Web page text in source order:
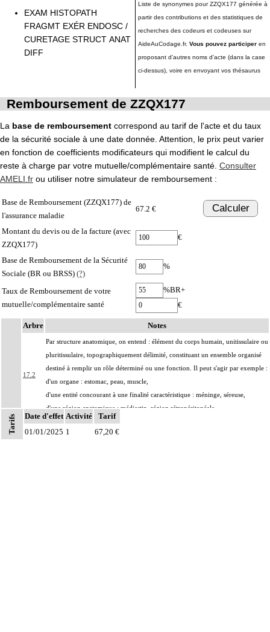
EXAM HISTOPATH
FRAGMT EXÉR ENDOSC /
CURETAGE STRUCT ANAT
DIFF
Liste de synonymes pour ZZQX177 générée à
partir des contributions et des statistiques de
recherches des codeurs et codeuses sur
AideAuCodage.fr. Vous pouvez participer en
proposant d'autres noms d'acte (dans la case
ci-dessus), voire en envoyant vos thésaurus
Remboursement de ZZQX177
La base de remboursement correspond au tarif de l'acte et du taux
de la sécurité sociale à une date donnée. Attention, le prix peut varier
en fonction de coefficients modificateurs qui modifient le calcul du
reste à charge par votre mutuelle/complémentaire santé. Consulter
AMELI.fr ou utiliser notre simulateur de remboursement :
Base de Remboursement (ZZQX177) de
l'assurance maladie
67.2 € Calculer
Montant du devis ou de la facture (avec
ZZQX177)
€
Base de Remboursement de la Sécurité
Sociale (BR ou BRSS) (?)
%
Taux de Remboursement de votre
mutuelle/complémentaire santé
%BR+
€
Arbre Notes
17.2
Par structure anatomique, on entend : élément du corps humain, unitissulaire ou
pluritissulaire, topographiquement délimité, constituant un ensemble organisé
destiné à remplir un rôle déterminé ou une fonction. Il peut s'agir par exemple :
d'un organe : estomac, peau, muscle,
d'une entité concourant à une finalité caractéristique : méninge, séreuse,
d'une région anatomique : médiastin, région rétropéritonéale
17.2
Par prélèvements non différenciés [non individualisés], on entend :
prélèvements multiples, quels que soient leur nombre et leurs modalités, non
Tarifs Date d'effet Activité
Tarif
01/01/2025 1 67,20 €